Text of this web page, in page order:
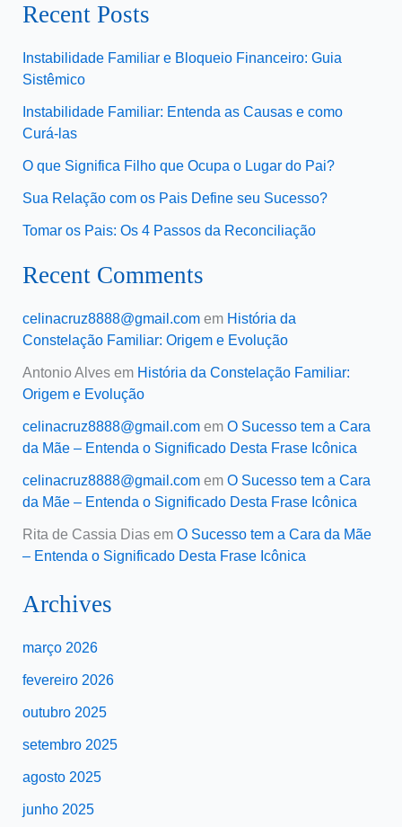
Recent Posts
Instabilidade Familiar e Bloqueio Financeiro: Guia
Sistêmico
Instabilidade Familiar: Entenda as Causas e como
Curá-las
O que Significa Filho que Ocupa o Lugar do Pai?
Sua Relação com os Pais Define seu Sucesso?
Tomar os Pais: Os 4 Passos da Reconciliação
Recent Comments
celinacruz8888@gmail.comem História da
Constelação Familiar: Origem e Evolução
Antonio Alvesem História da Constelação Familiar:
Origem e Evolução
celinacruz8888@gmail.comem O Sucesso tem a Cara
da Mãe – Entenda o Significado Desta Frase Icônica
celinacruz8888@gmail.comem O Sucesso tem a Cara
da Mãe – Entenda o Significado Desta Frase Icônica
Rita de Cassia Diasem O Sucesso tem a Cara da Mãe
– Entenda o Significado Desta Frase Icônica
Archives
março 2026
fevereiro 2026
outubro 2025
setembro 2025
agosto 2025
junho 2025